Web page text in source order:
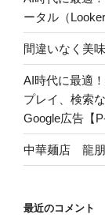
ータル（
間違いなく美
AI時代に最適
プレイ、検索
Google広告【
中華麺店 龍朋
最近のコメント